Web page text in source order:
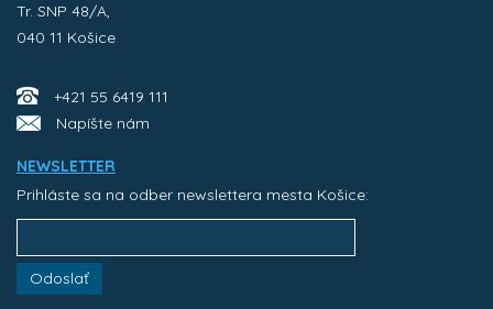
Tr. SNP 48/A,
040 11 Košice
+421 55 6419 111
Napíšte nám
NEWSLETTER
Prihláste sa na odber newslettera mesta Košice:
Odoslať